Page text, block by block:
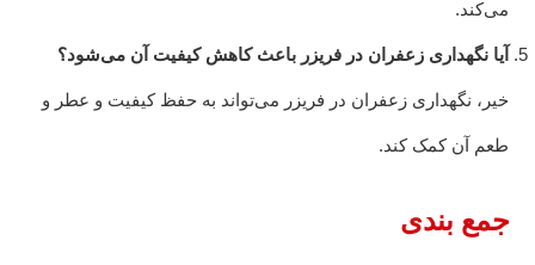
می‌کند.
آیا نگهداری زعفران در فریزر باعث کاهش کیفیت آن می‌شود؟
خیر، نگهداری زعفران در فریزر می‌تواند به حفظ کیفیت و عطر و
طعم آن کمک کند.
جمع بندی